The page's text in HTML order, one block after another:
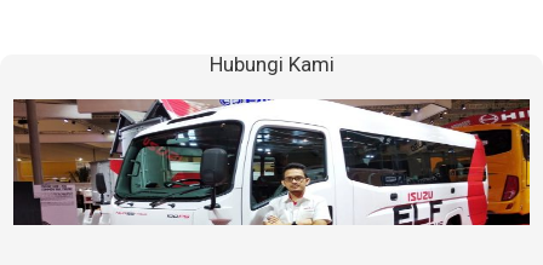
Hubungi Kami